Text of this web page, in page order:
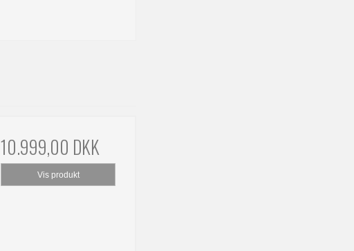
10.999,00 DKK
Vis produkt